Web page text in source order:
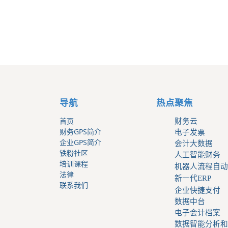
导航
首页
财务GPS简介
企业GPS简介
铁粉社区
培训课程
法律
联系我们
热点聚焦
财务云
电子发票
会计大数据
人工智能财务
机器人流程自
新一代ERP
企业快捷支付
数据中台
电子会计档案
数据智能分析